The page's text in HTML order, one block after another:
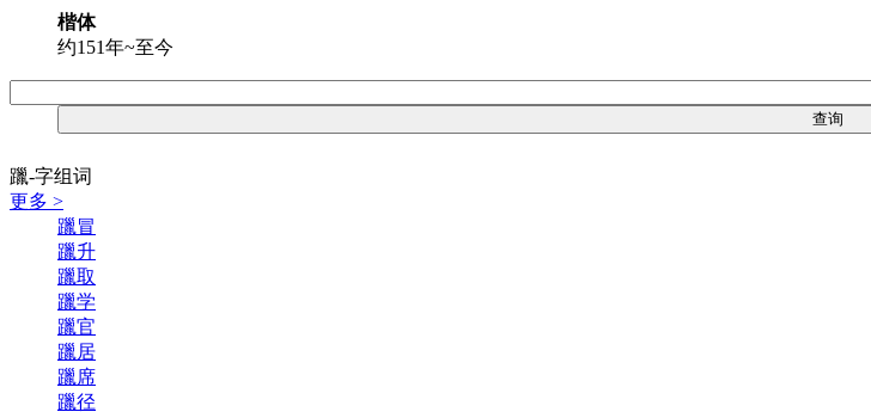
楷体
约151年~至今
躐-字组词
更多 >
躐冒
躐升
躐取
躐学
躐官
躐居
躐席
躐径